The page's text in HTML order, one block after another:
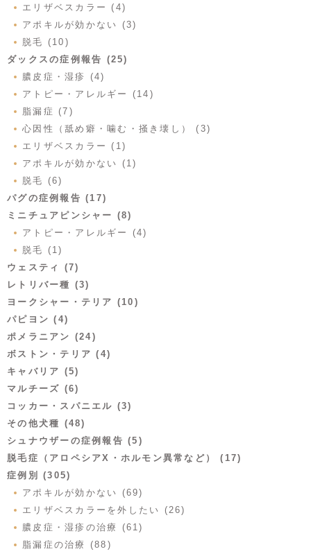
エリザベスカラー (4)
アポキルが効かない (3)
脱毛 (10)
ダックスの症例報告 (25)
膿皮症・湿疹 (4)
アトピー・アレルギー (14)
脂漏症 (7)
心因性（舐め癖・噛む・掻き壊し） (3)
エリザベスカラー (1)
アポキルが効かない (1)
脱毛 (6)
パグの症例報告 (17)
ミニチュアピンシャー (8)
アトピー・アレルギー (4)
脱毛 (1)
ウェスティ (7)
レトリバー種 (3)
ヨークシャー・テリア (10)
パピヨン (4)
ポメラニアン (24)
ボストン・テリア (4)
キャバリア (5)
マルチーズ (6)
コッカー・スパニエル (3)
その他犬種 (48)
シュナウザーの症例報告 (5)
脱毛症（アロペシアX・ホルモン異常など） (17)
症例別 (305)
アポキルが効かない (69)
エリザベスカラーを外したい (26)
膿皮症・湿疹の治療 (61)
脂漏症の治療 (88)